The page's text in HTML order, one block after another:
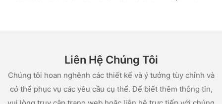
Liên Hệ Chúng Tôi
Chúng tôi hoan nghênh các thiết kế và ý tưởng tùy chỉnh và
có thể phục vụ các yêu cầu cụ thể. Để biết thêm thông tin,